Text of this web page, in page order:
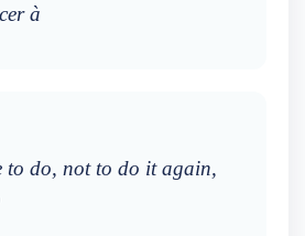
à
to do, not to do it again,